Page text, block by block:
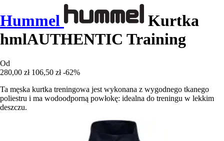
Hummel
Kurtka
hmlAUTHENTIC Training
Od
280,00 zł 106,50 zł -62%
Ta męska kurtka treningowa jest wykonana z wygodnego tkanego
poliestru i ma wodoodporną powłokę: idealna do treningu w lekkim
deszczu.